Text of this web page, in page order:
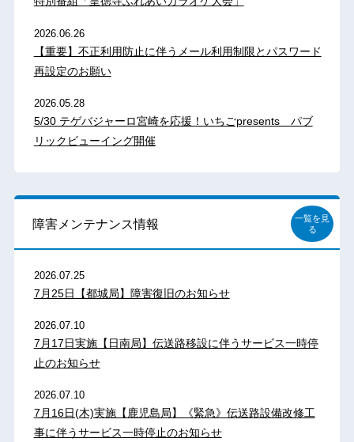
2026.06.26
【重要】不正利用防止に伴うメール利用制限とパスワード
再設定のお願い
2026.05.28
5/30 テゲバジャーロ宮崎を応援！いちごpresents パブ
リックビューイング開催
障害メンテナンス情報
一覧を見
る
2026.07.25
7月25日【都城局】障害復旧のお知らせ
2026.07.10
7月17日実施【日南局】伝送路移設に伴うサービス一時停
止のお知らせ
2026.07.10
7月16日(木)実施【鹿児島局】《緊急》伝送路設備改修工
事に伴うサービス一時停止のお知らせ